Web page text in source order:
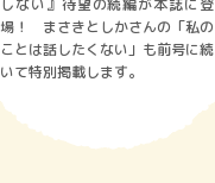
場！ まさきとしかさんの「私の
ことは話したくない」も前号に続
いて特別掲載します。